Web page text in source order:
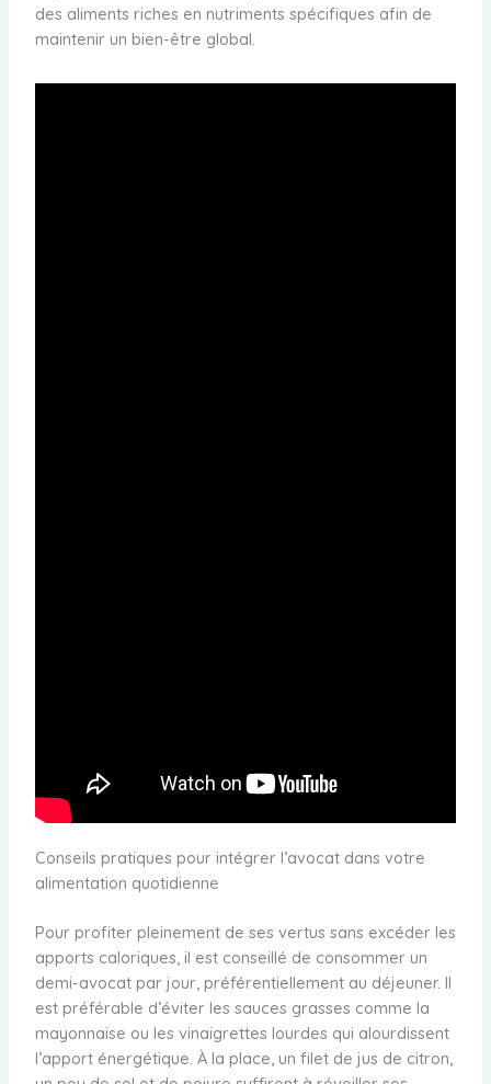
des aliments riches en nutriments spécifiques afin de
maintenir un bien-être global.
Conseils pratiques pour intégrer l’avocat dans votre
alimentation quotidienne
Pour profiter pleinement de ses vertus sans excéder les
apports caloriques, il est conseillé de consommer un
demi-avocat par jour, préférentiellement au déjeuner. Il
est préférable d’éviter les sauces grasses comme la
mayonnaise ou les vinaigrettes lourdes qui alourdissent
l’apport énergétique. À la place, un filet de jus de citron,